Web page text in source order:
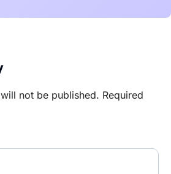
not be published. Required